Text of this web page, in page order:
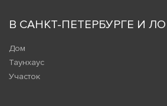
В САНКТ-ПЕТЕРБУРГЕ И ЛО
Дом
Таунхаус
Участок